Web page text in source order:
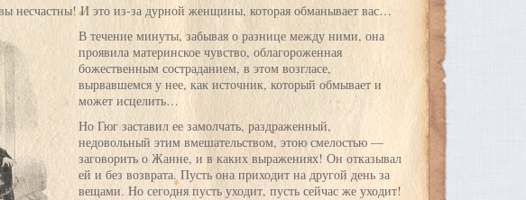
несчастны! И это из-за дурной женщины, которая обманывает вас…
В течение минуты, забывая о разнице между ними, она
проявила материнское чувство, облагороженная
божественным состраданием, в этом возгласе,
вырвавшемся у нее, как источник, который обмывает и
может исцелить…
Но Гюг заставил ее замолчать, раздраженный,
недовольный этим вмешательством, этою смелостью —
заговорить о Жанне, и в каких выражениях! Он отказывал
ей и без возврата. Пусть она приходит на другой день за
вещами. Но сегодня пусть уходит, пусть сейчас же уходит!